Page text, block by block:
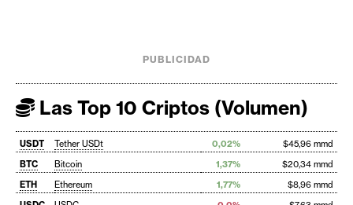
PUBLICIDAD
Las Top 10 Criptos (Volumen)
USDT Tether USDt 0,02%
$45,96 mmd
BTC
Bitcoin 1,37%
$20,34 mmd
ETH
Ethereum 1,77%
$8,96 mmd